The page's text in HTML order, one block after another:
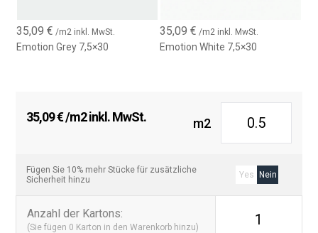
ermöglicht entspannende, harmonische Atmosphären, die sich
verschiedenen Einrichtungsstilen anpassen.
Emotion-Fliese Langlebigkeit, Feuchtigkeitsresistenz und
einfache Reinigung – eine praktische und stilvolle Lösung für
jedes Innenraumprojekt. Ideal für feuchte Bereiche, verbindet sie
Technische Daten:
Format:7,5 x 30 cm
35,09€ /m2 inkl. MwSt.
Emotion Grey 7,5×30
35,09 € /m2 inkl. MwSt.
Emotion White 7,5×30
35,09€/m2 inkl. MwSt. m2
Fügen Sie 10% mehr Stücke für zusätzliche
Sicherheit hinzu
Yes Nein
Anzahl der Kartons:
(Sie fügen 0 Karton in den Warenkorb hinzu) 1